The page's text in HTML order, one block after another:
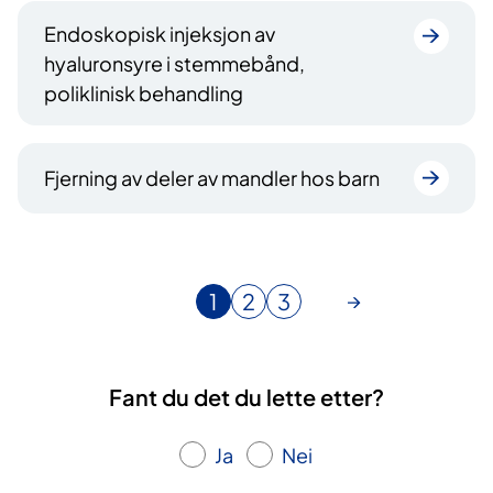
Endoskopisk injeksjon av
hyaluronsyre i stemmebånd,
poliklinisk behandling
Fjerning av deler av mandler hos barn
N
æ
r
n
1
G
i
l
s
i
2
G
i
l
i
3
Fant du det du lette etter?
Ja Nei